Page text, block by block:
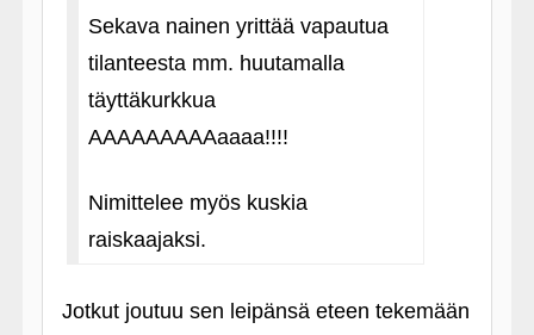
Sekava nainen yrittää vapautua
tilanteesta mm. huutamalla
täyttäkurkkua
AAAAAAAAAaaaa!!!!
Nimittelee myös kuskia
raiskaajaksi.
Jotkut joutuu sen leipänsä eteen tekemään